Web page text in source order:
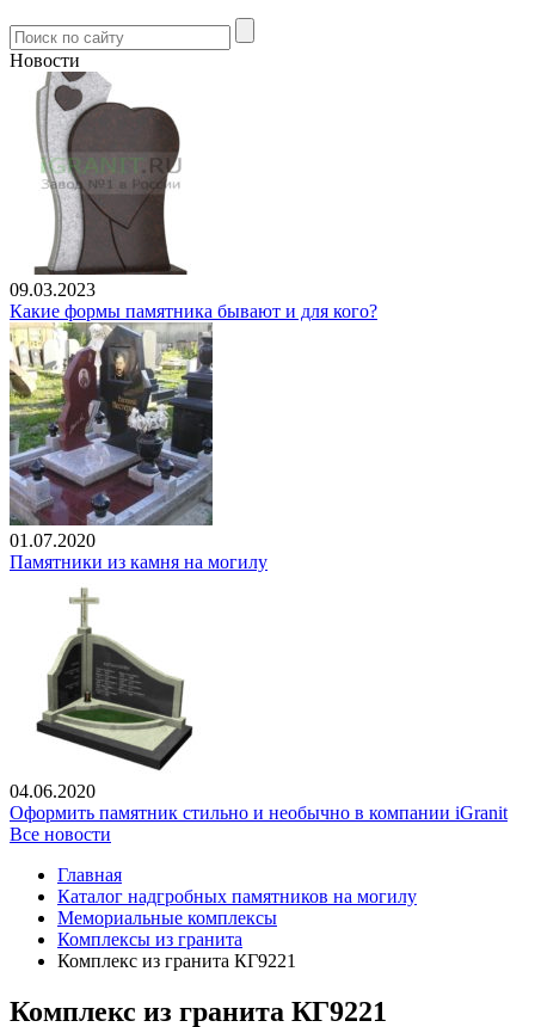
Новости
09.03.2023
Какие формы памятника бывают и для кого?
01.07.2020
Памятники из камня на могилу
04.06.2020
Оформить памятник стильно и необычно в компании iGranit
Все новости
Главная
Каталог надгробных памятников на могилу
Мемориальные комплексы
Комплексы из гранита
Комплекс из гранита КГ9221
Комплекс из гранита КГ9221